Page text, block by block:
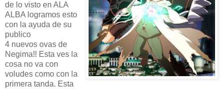
de lo visto en ALA
ALBA logramos esto
con la ayuda de su
publico
4 nuevos ovas de
Negima!! Esta ves la
cosa no va con
voludes como con la
primera tanda. Esta